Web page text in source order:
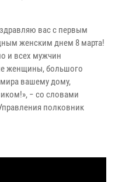
вас с первым
женским днем 8 марта!
и всех мужчин
женщины, большого
мира вашему дому,
− со словами
полковник